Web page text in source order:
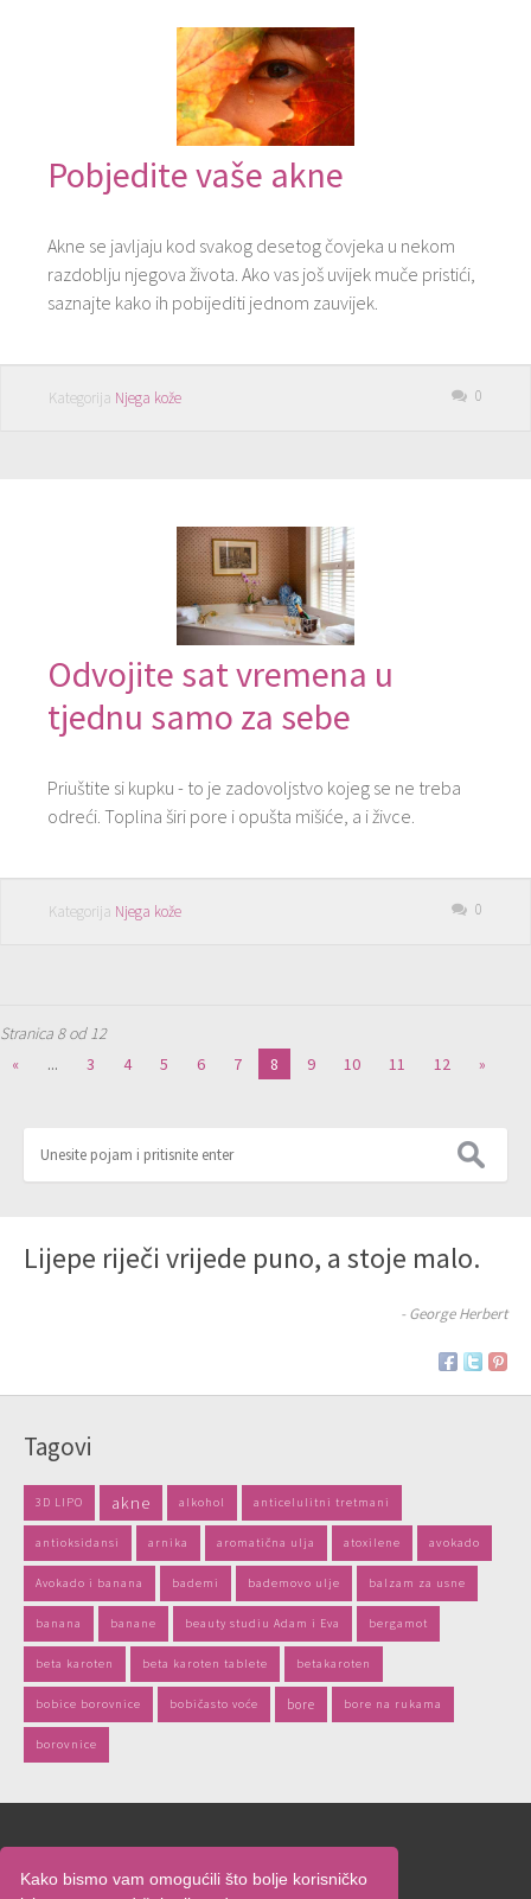
Kako bismo vam omogućili što bolje korisničko
Pobjedite vaše akne
Akne se javljaju kod svakog desetog čovjeka u nekom
razdoblju njegova života. Ako vas još uvijek muče pristići,
saznajte kako ih pobijediti jednom zauvijek.
Kategorija Njega kože 0
Odvojite sat vremena u
tjednu samo za sebe
Priuštite si kupku - to je zadovoljstvo kojeg se ne treba
odreći. Toplina širi pore i opušta mišiće, a i živce.
Kategorija Njega kože 0
Stranica 8 od 12
«
... 3 4 5 6 7 8 9 10 11 12 »
Lijepe riječi vrijede puno, a stoje malo.
- George Herbert
Tagovi
3D LIPO akne alkohol anticelulitni tretmani
antioksidansi arnika aromatična ulja atoxilene avokado
Avokado i banana bademi bademovo ulje balzam za usne
banana banane beauty studiu Adam i Eva bergamot
beta karoten beta karoten tablete betakaroten
bobice borovnice bobičasto voće bore bore na rukama
borovnice